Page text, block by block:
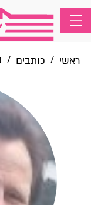
ראשי / כותבים /